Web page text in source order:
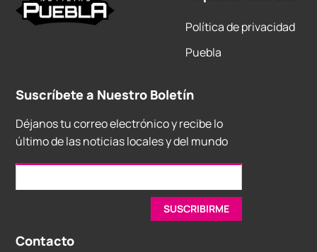
Política de privacidad
Puebla
Suscríbete a Nuestro Boletín
Déjanos tu correo electrónico y recibe lo
último de las noticias locales y del mundo
Contacto